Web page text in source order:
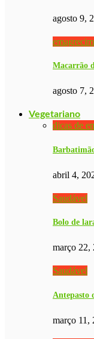
agosto 9,
Macarrão
agosto 7,
Vegetariano
dicas de
abril 4,
Saudável
Bolo de
março 22,
Saudável
Antepasto
março 11,